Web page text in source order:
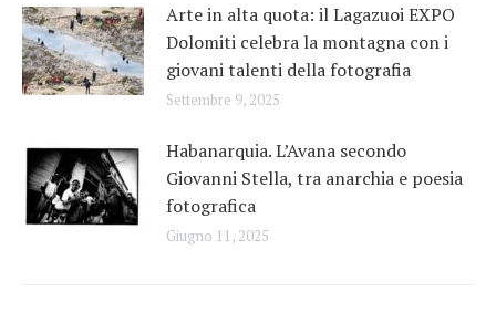
Arte in alta quota: il Lagazuoi EXPO
Dolomiti celebra la montagna con i
giovani talenti della fotografia
Settembre 9, 2025
Habanarquia. L’Avana secondo
Giovanni Stella, tra anarchia e poesia
fotografica
Giugno 11, 2025